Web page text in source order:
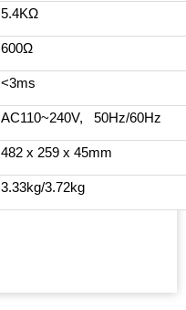
5.4KΩ
600Ω
<3ms
AC110~240V, 50Hz/60Hz
482 x 259 x 45mm
3.33kg/3.72kg